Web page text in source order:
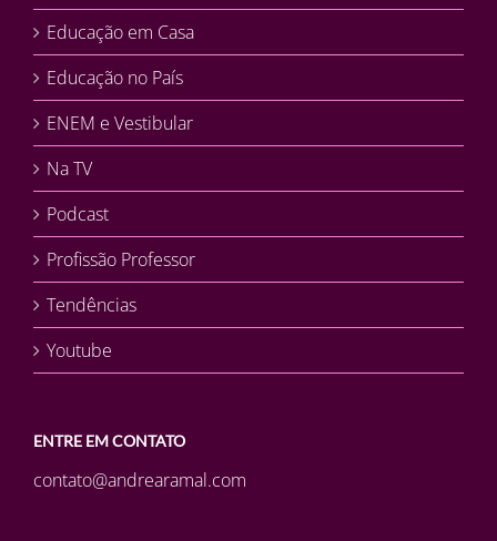
Educação em Casa
Educação no País
ENEM e Vestibular
Na TV
Podcast
Profissão Professor
Tendências
Youtube
ENTRE EM CONTATO
contato@andrearamal.com